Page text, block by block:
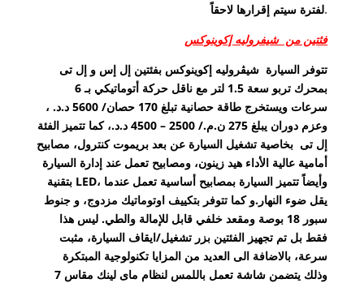
لفترة سيتم إقرارها لاحقاً.
فئتين من شيفروليه إكوينوكس
تتوفر السيارة شيڤروليه إكوينوكس بفئتين إل إس و إل تى
بمحرك تربو سعة 1.5 لتر مع ناقل حركة أتوماتيكي بـ 6
سرعات ويستخرج طاقة حصانية تبلغ 170 حصان/ 5600 د.د. ،
وعزم دوران يبلغ 275 ن.م./ 2500 – 4500 د.د.، كما تتميز الفئة
إل تى بخاصية تشغيل السيارة عن بعد بريموت كنترول، مصابيح
أمامية عالية الأداء هيد زينون، ومصابيح تعمل عند إدارة السيارة
بتقنية LED، وأيضاً تتميز السيارة بمصابيح أساسية تعمل عندما
يقل ضوء النهار.و كما تتوفر بتكييف اوتوماتيك مزدوج، و جنوط
سبور 18 بوصة ومقعد خلفي قابل للإمالة والطي. ليس هذا
فقط بل تم تجهيز الفئتين بزر تشغيل/ايقاف السيارة، مثبت
سرعة، بالاضافة الى العديد من المزايا تكنولوجية المبتكرة
وذلك يتضمن شاشة تعمل باللمس لنظام ماى لينك مقاس 7